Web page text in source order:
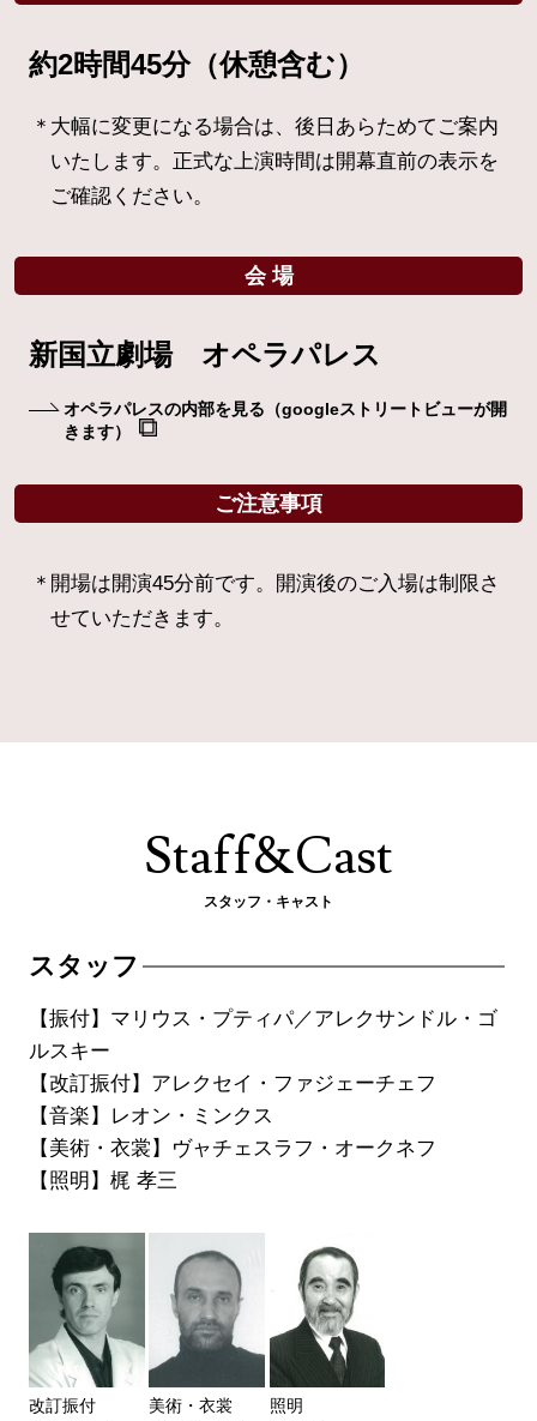
約2時間45分（休憩含む）
大幅に変更になる場合は、後日あらためてご案内
いたします。正式な上演時間は開幕直前の表示を
ご確認ください。
会 場
新国立劇場 オペラパレス
オペラパレスの内部を見る （googleストリートビューが開
きます）
ご注意事項
開場は開演45分前です。開演後のご入場は制限さ
せていただきます。
Staff&Cast
スタッフ・キャスト
スタッフ
【振付】マリウス・プティパ／アレクサンドル・ゴ
ルスキー
【改訂振付】アレクセイ・ファジェーチェフ
【音楽】レオン・ミンクス
【美術・衣裳】ヴャチェスラフ・オークネフ
【照明】梶 孝三
改訂振付
美術・衣裳
照明